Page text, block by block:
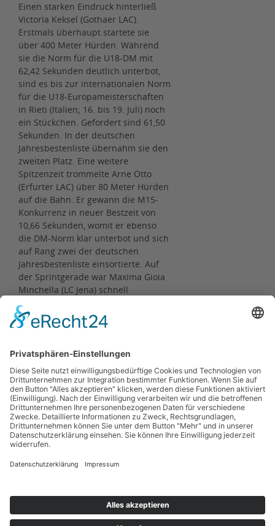
Einen starken Eindruck hinterließ
Victoria Keksel (Gothaer LAC).
Erstmals überhaupt startete sie
über 400 Meter Hürden. Während
sie die Norm für die U18-DM mit
62,42 Sekunden deutlich unterbot,
sind es bis zur internationalen Norm
für die U18-Europameisterschaften
in Rieti (Italien; 16. bis 19. Juli) noch
ein Stückchen. Gefordert sind 61,50
Sekunden. In der deutschen
Jahresbestenliste übernahm sie den
zweiten Platz. Eine weitere
Spitzenzeit trommelte Arne Otto
(Erfurter LAC) über 80 Meter Hürden
auf die Bahn. Er gewann die M15-
Konkurrenz in neuer Bestzeit von
10,66 Sekunden, womit er ebenso
die DM-Norm klar unterbot und sich
auf Rang zwei der deutschen
Jahresbestenliste einsortierte. Auf
der Sprintgerade war Maxima Gioia
Minchella (LC Jena) schnell
unterwegs. Sie gewann die W15-
Konkurrenz in neuer Bestzeit von
12,74 Sekunden.
Ergebnisse
Zurück
Kontakt Impressum